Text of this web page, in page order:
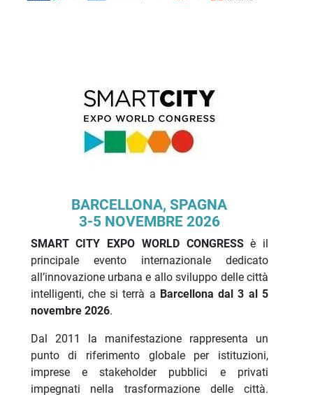
BARCELLONA, SPAGNA
3-5 NOVEMBRE 2026
SMART CITY EXPO WORLD CONGRESSè il
principale evento internazionale dedicato
all’innovazione urbana e allo sviluppo delle città
intelligenti, che si terrà a Barcellona dal 3 al 5
novembre 2026.
Dal 2011 la manifestazione rappresenta un
punto di riferimento globale per istituzioni,
imprese e stakeholder pubblici e privati
impegnati nella trasformazione delle città.